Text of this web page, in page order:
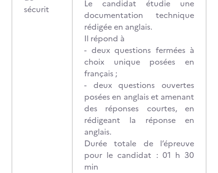
sécurit
Le candidat étudie une
documentation technique
rédigée en anglais.
Il répond à
- deux questions fermées à
choix unique posées en
français ;
- deux questions ouvertes
posées en anglais et amenant
des réponses courtes, en
rédigeant la réponse en
anglais.
Durée totale de l’épreuve
pour le candidat : 01 h 30
min